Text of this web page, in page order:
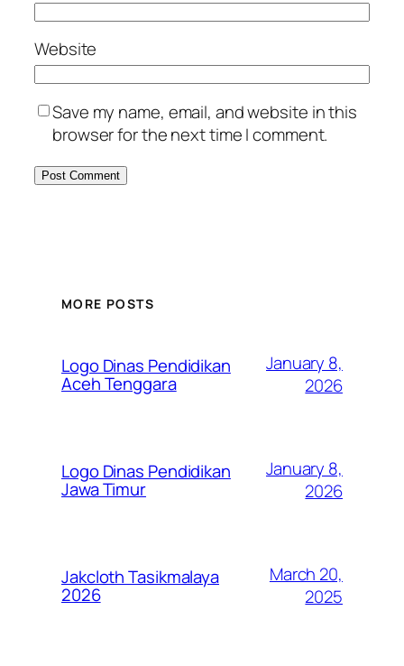
Website
Save my name, email, and website in this
browser for the next time I comment.
MORE POSTS
Logo Dinas Pendidikan
Aceh Tenggara
January 8,
2026
Logo Dinas Pendidikan
Jawa Timur
January 8,
2026
Jakcloth Tasikmalaya
2026
March 20,
2025